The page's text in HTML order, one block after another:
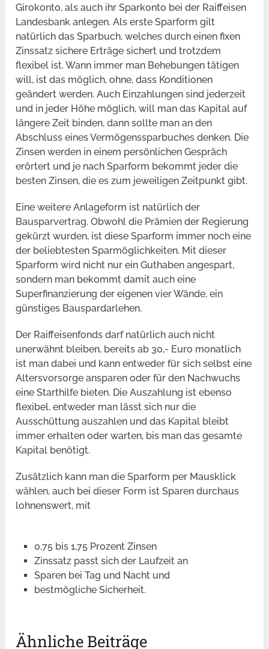
Girokonto, als auch ihr Sparkonto bei der Raiffeisen
Landesbank anlegen. Als erste Sparform gilt
natürlich das Sparbuch, welches durch einen fixen
Zinssatz sichere Erträge sichert und trotzdem
flexibel ist. Wann immer man Behebungen tätigen
will, ist das möglich, ohne, dass Konditionen
geändert werden. Auch Einzahlungen sind jederzeit
und in jeder Höhe möglich, will man das Kapital auf
längere Zeit binden, dann sollte man an den
Abschluss eines Vermögenssparbuches denken. Die
Zinsen werden in einem persönlichen Gespräch
erörtert und je nach Sparform bekommt jeder die
besten Zinsen, die es zum jeweiligen Zeitpunkt gibt.
Eine weitere Anlageform ist natürlich der
Bausparvertrag. Obwohl die Prämien der Regierung
gekürzt wurden, ist diese Sparform immer noch eine
der beliebtesten Sparmöglichkeiten. Mit dieser
Sparform wird nicht nur ein Guthaben angespart,
sondern man bekommt damit auch eine
Superfinanzierung der eigenen vier Wände, ein
günstiges Bauspardarlehen.
Der Raiffeisenfonds darf natürlich auch nicht
unerwähnt bleiben, bereits ab 30,- Euro monatlich
ist man dabei und kann entweder für sich selbst eine
Altersvorsorge ansparen oder für den Nachwuchs
eine Starthilfe bieten. Die Auszahlung ist ebenso
flexibel, entweder man lässt sich nur die
Ausschüttung auszahlen und das Kapital bleibt
immer erhalten oder warten, bis man das gesamte
Kapital benötigt.
Zusätzlich kann man die Sparform per Mausklick
wählen, auch bei dieser Form ist Sparen durchaus
lohnenswert, mit
0,75 bis 1,75 Prozent Zinsen
Zinssatz passt sich der Laufzeit an
Sparen bei Tag und Nacht und
bestmögliche Sicherheit.
Ähnliche Beiträge